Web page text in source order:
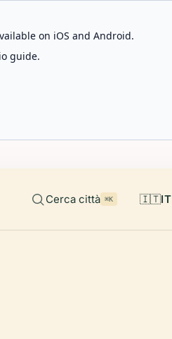
on iOS and Android.
guide.
Cerca città ⌘K 🇮🇹IT